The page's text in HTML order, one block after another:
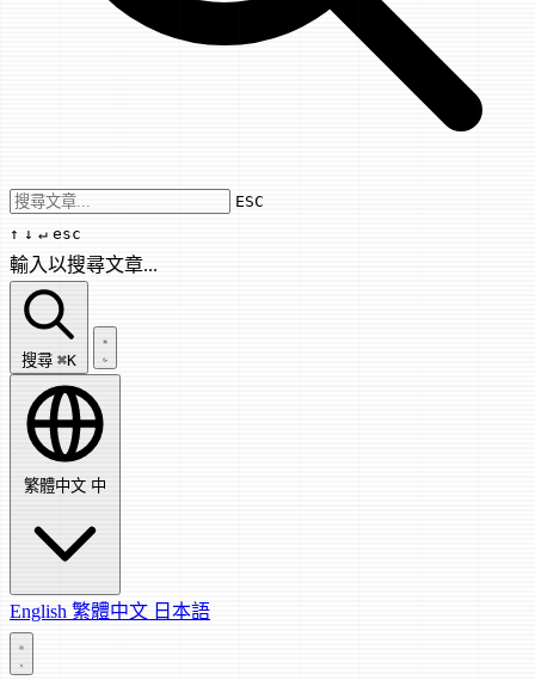
Use arrow keys to navigate results,
ESC
↑ ↓ ↵ esc
輸入以搜尋文章...
搜尋文章...
搜尋 ⌘K
繁體中文 中
English 繁體中文 日本語